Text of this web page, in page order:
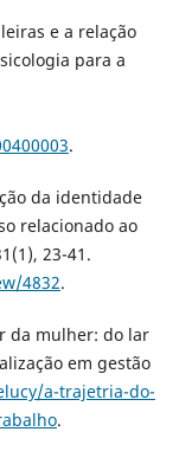
e a relação
para a
.
da identidade
relacionado ao
23-41.
4832.
da mulher: do lar
em gestão
a-trajetria-do-
.